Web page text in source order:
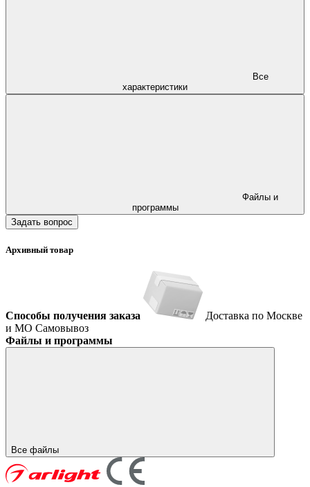
характеристики
программы
Задать вопрос
Архивный товар
Способы получения заказа
Доставка по Москве
и МО Самовывоз
Файлы и программы
Все файлы